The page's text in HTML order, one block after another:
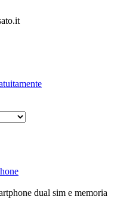
dual sim e memoria